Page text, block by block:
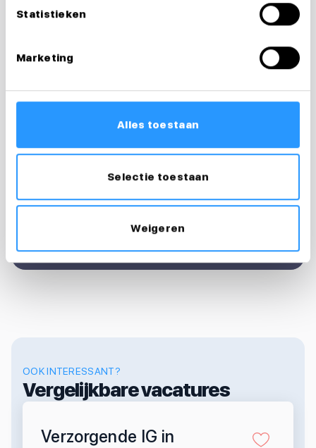
Statistieken
Marketing
Alles toestaan
Selectie toestaan
Weigeren
Floortje
Recruiter & loopbaancoach
0683124007
floortje@medewerkersindezorg.nl
OOK INTERESSANT?
Vergelijkbare vacatures
Verzorgende IG in